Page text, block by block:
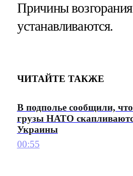
Причины возгорания
устанавливаются.
ЧИТАЙТЕ ТАКЖЕ
В подполье сообщили,
грузы НАТО
Украины
00:55